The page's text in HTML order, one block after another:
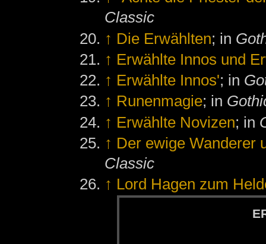
Classic
↑ Die Erwählten; in
↑ Erwählte Innos und
↑ Erwählte Innos'; in
↑ Runenmagie; in
↑ Erwählte Novizen; in
↑ Der ewige Wanderer
Classic
↑ Lord Hagen zum